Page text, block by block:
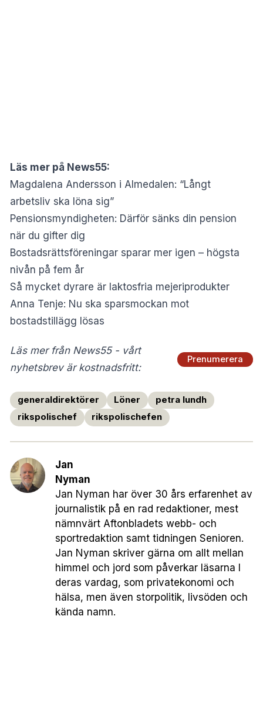
Läs mer på News55:
Magdalena Andersson i Almedalen: “Långt
arbetsliv ska löna sig”
Pensionsmyndigheten: Därför sänks din pension
när du gifter dig
Bostadsrättsföreningar sparar mer igen – högsta
nivån på fem år
Så mycket dyrare är laktosfria mejeriprodukter
Anna Tenje: Nu ska sparsmockan mot
bostadstillägg lösas
Läs mer från News55 - vårt
nyhetsbrev är kostnadsfritt:
Prenumerera
generaldirektörer Löner
petra lundh
rikspolischef
rikspolischefen
Jan
Nyman
Jan Nyman har över 30 års erfarenhet av
journalistik på en rad redaktioner, mest
nämnvärt Aftonbladets webb- och
sportredaktion samt tidningen Senioren.
Jan Nyman skriver gärna om allt mellan
himmel och jord som påverkar läsarna I
deras vardag, som privatekonomi och
hälsa, men även storpolitik, livsöden och
kända namn.